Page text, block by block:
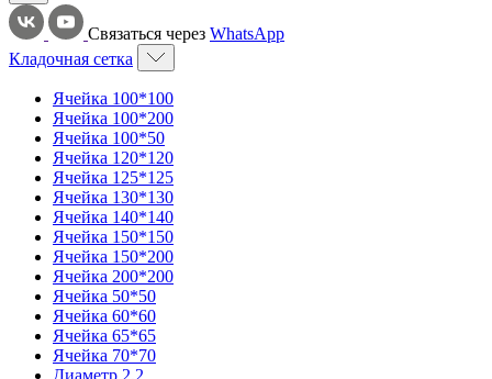
Связаться через WhatsApp
Кладочная сетка
Ячейка 100*100
Ячейка 100*200
Ячейка 100*50
Ячейка 120*120
Ячейка 125*125
Ячейка 130*130
Ячейка 140*140
Ячейка 150*150
Ячейка 150*200
Ячейка 200*200
Ячейка 50*50
Ячейка 60*60
Ячейка 65*65
Ячейка 70*70
Диаметр 2,2